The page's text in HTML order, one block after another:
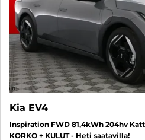
Kia EV4
Inspiration FWD 81,4kWh 204hv
KORKO + KULUT - Heti saatavilla!